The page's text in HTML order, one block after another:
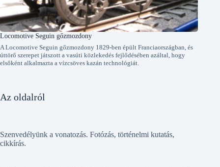
Locomotive Seguin gőzmozdony
A Locomotive Seguin gőzmozdony 1829-ben épült Franciaországban, és
úttörő szerepet játszott a vasúti közlekedés fejlődésében azáltal, hogy
elsőként alkalmazta a vízcsöves kazán technológiát.
Az oldalról
Szenvedélyünk a vonatozás. Fotózás, történelmi kutatás,
cikkírás.